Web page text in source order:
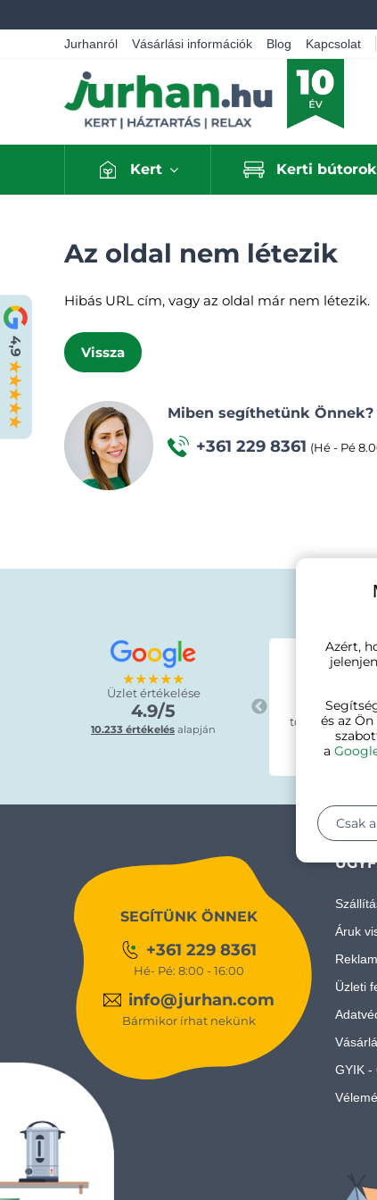
Jurhanról Vásárlási információk Blog Kapcsolat
Kert Kerti bútorok
Az oldal nem létezik
Hibás URL cím, vagy az oldal már nem létezik.
Vissza
Miben segíthetünk Önnek?
+361 229 8361 (Hé - Pé
★★★★★
Üzlet értékelése
4.9/5
10.233 értékelés alapján
"A
tökéletes.
SEGÍTÜNK ÖNNEK
+361 229 8361
Hé- Pé: 8:00 - 16:00
info@jurhan.com
Bármikor írhat nekünk
Áruk
Üzleti
GYIK -
Azért,
és az
a
Csak